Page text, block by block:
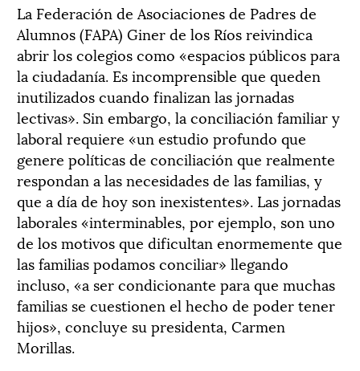
La Federación de Asociaciones de Padres de
Alumnos (FAPA) Giner de los Ríos reivindica
abrir los colegios como «espacios públicos para
la ciudadanía. Es incomprensible que queden
inutilizados cuando finalizan las jornadas
lectivas». Sin embargo, la conciliación familiar y
laboral requiere «un estudio profundo que
genere políticas de conciliación que realmente
respondan a las necesidades de las familias, y
que a día de hoy son inexistentes». Las jornadas
laborales «interminables, por ejemplo, son uno
de los motivos que dificultan enormemente que
las familias podamos conciliar» llegando
incluso, «a ser condicionante para que muchas
familias se cuestionen el hecho de poder tener
hijos», concluye su presidenta, Carmen
Morillas.